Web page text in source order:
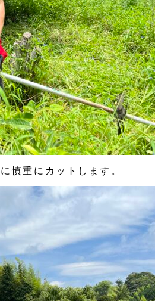
慎重にカットします。